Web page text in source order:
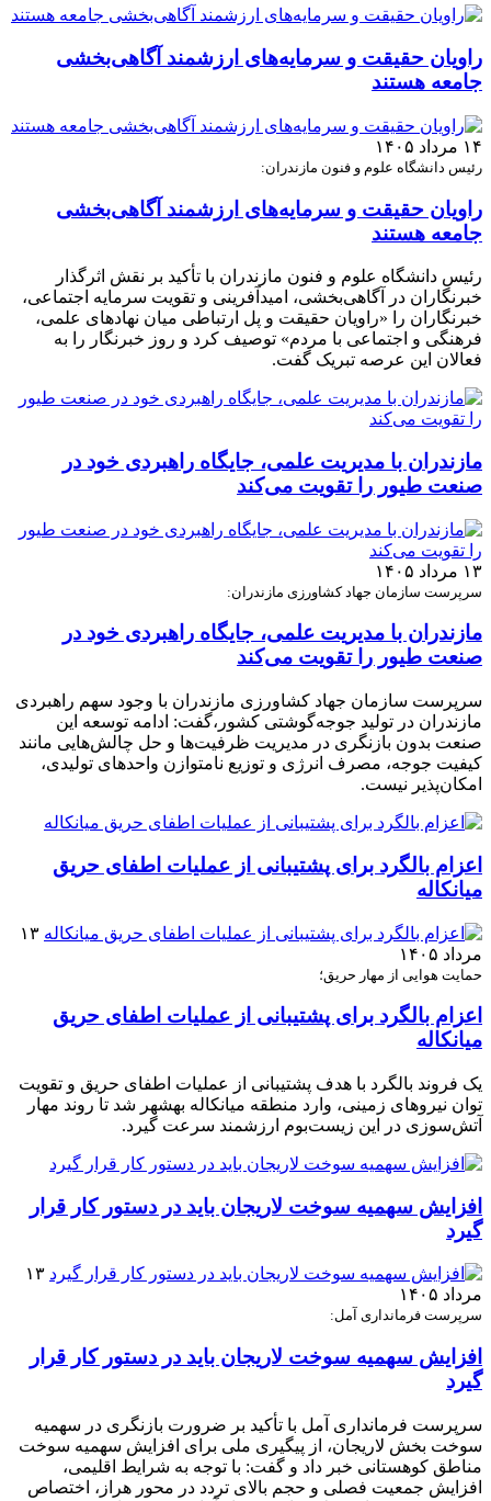
راویان حقیقت و سرمایه‌های ارزشمند آگاهی‌بخشی
جامعه هستند
۱۴ مرداد ۱۴۰۵
رئیس دانشگاه علوم و فنون مازندران:
راویان حقیقت و سرمایه‌های ارزشمند آگاهی‌بخشی
جامعه هستند
رئیس دانشگاه علوم و فنون مازندران با تأکید بر نقش اثرگذار
خبرنگاران در آگاهی‌بخشی، امیدآفرینی و تقویت سرمایه اجتماعی،
خبرنگاران را «راویان حقیقت و پل ارتباطی میان نهادهای علمی،
فرهنگی و اجتماعی با مردم» توصیف کرد و روز خبرنگار را به
فعالان این عرصه تبریک گفت.
مازندران با مدیریت علمی، جایگاه راهبردی خود در
صنعت طیور را تقویت می‌کند
۱۳ مرداد ۱۴۰۵
سرپرست سازمان جهاد کشاورزی مازندران:
مازندران با مدیریت علمی، جایگاه راهبردی خود در
صنعت طیور را تقویت می‌کند
سرپرست سازمان جهاد کشاورزی مازندران با وجود سهم راهبردی
مازندران در تولید جوجه‌گوشتی کشور،گفت: ادامه توسعه این
صنعت بدون بازنگری در مدیریت ظرفیت‌ها و حل چالش‌هایی مانند
کیفیت جوجه، مصرف انرژی و توزیع نامتوازن واحدهای تولیدی،
امکان‌پذیر نیست.
اعزام بالگرد برای پشتیبانی از عملیات اطفای حریق
میانکاله
۱۳
مرداد ۱۴۰۵
حمایت هوایی از مهار حریق؛
اعزام بالگرد برای پشتیبانی از عملیات اطفای حریق
میانکاله
یک فروند بالگرد با هدف پشتیبانی از عملیات اطفای حریق و تقویت
توان نیروهای زمینی، وارد منطقه میانکاله بهشهر شد تا روند مهار
آتش‌سوزی در این زیست‌بوم ارزشمند سرعت گیرد.
افزایش سهمیه سوخت لاریجان باید در دستور کار قرار
گیرد
۱۳
مرداد ۱۴۰۵
سرپرست فرمانداری آمل:
افزایش سهمیه سوخت لاریجان باید در دستور کار قرار
گیرد
سرپرست فرمانداری آمل با تأکید بر ضرورت بازنگری در سهمیه
سوخت بخش لاریجان، از پیگیری ملی برای افزایش سهمیه سوخت
مناطق کوهستانی خبر داد و گفت: با توجه به شرایط اقلیمی،
افزایش جمعیت فصلی و حجم بالای تردد در محور هراز، اختصاص